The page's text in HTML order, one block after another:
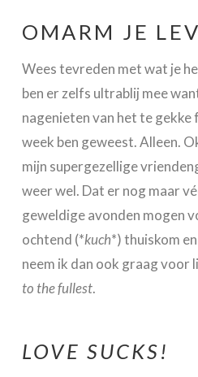
OMARM JE
Wees tevreden met wat je
ben er zelfs ultrablij mee
nagenieten van het te gekke
week ben geweest. Alleen.
mijn supergezellige
weer wel. Dat er nog maar
geweldige avonden mogen
ochtend (*kuch*) thuiskom
neem ik dan ook graag voor
to the fullest.
LOVE SUCKS!